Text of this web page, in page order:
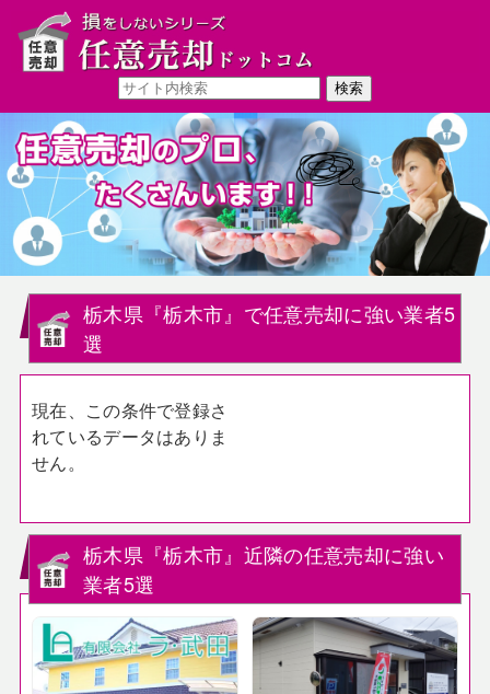
栃木県『栃木市』で任意売却に強い業者5
選
現在、この条件で登録さ
れているデータはありま
せん。
栃木県『栃木市』近隣の任意売却に強い
業者5選